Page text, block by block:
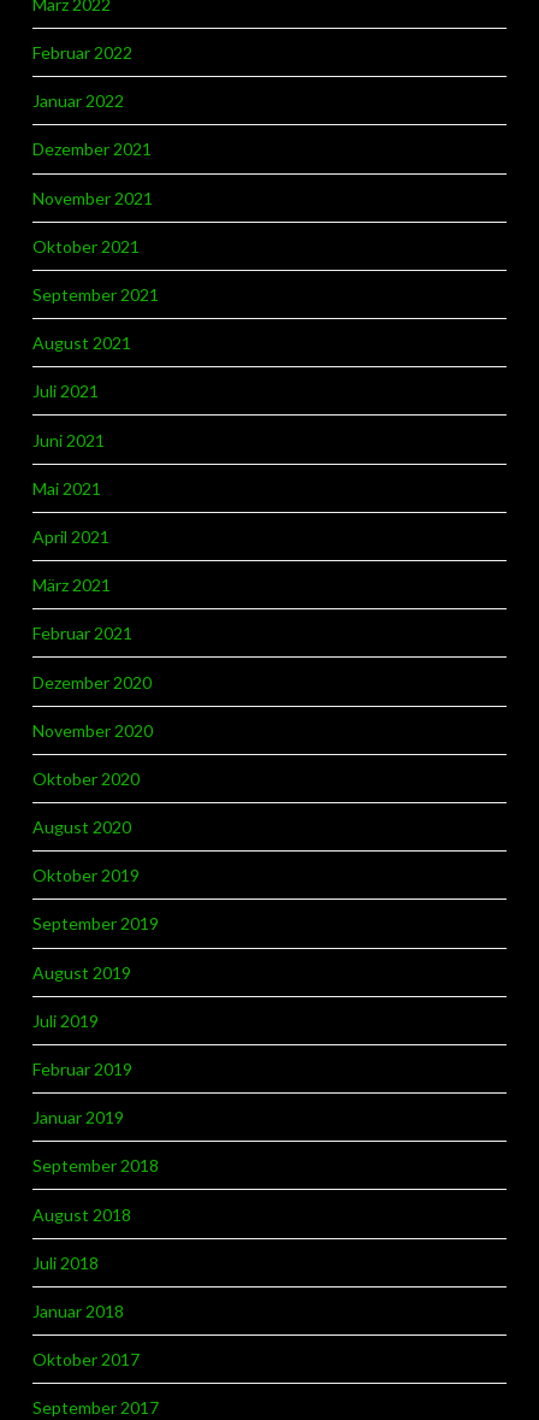
Februar 2022
Januar 2022
Dezember 2021
November 2021
Oktober 2021
September 2021
August 2021
Juli 2021
Juni 2021
Mai 2021
April 2021
März 2021
Februar 2021
Dezember 2020
November 2020
Oktober 2020
August 2020
Oktober 2019
September 2019
August 2019
Juli 2019
Februar 2019
Januar 2019
September 2018
August 2018
Juli 2018
Januar 2018
Oktober 2017
September 2017